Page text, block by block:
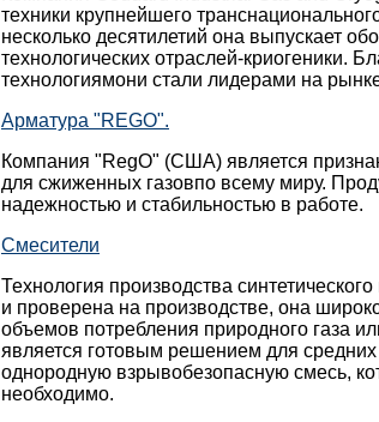
техники крупнейшего
несколько десятилетий она выпускает
технологических отраслей-криогеники.
технологиямони стали лидерами на
Арматура "REGO".
Компания "RegO" (США) является
для сжиженных газовпо всему миру.
надежностью и стабильностью в работе.
Смесители
Технология производства
и проверена на производстве, она
объемов потребления природного газа
является готовым решением для
однородную взрывобезопасную смесь,
необходимо.